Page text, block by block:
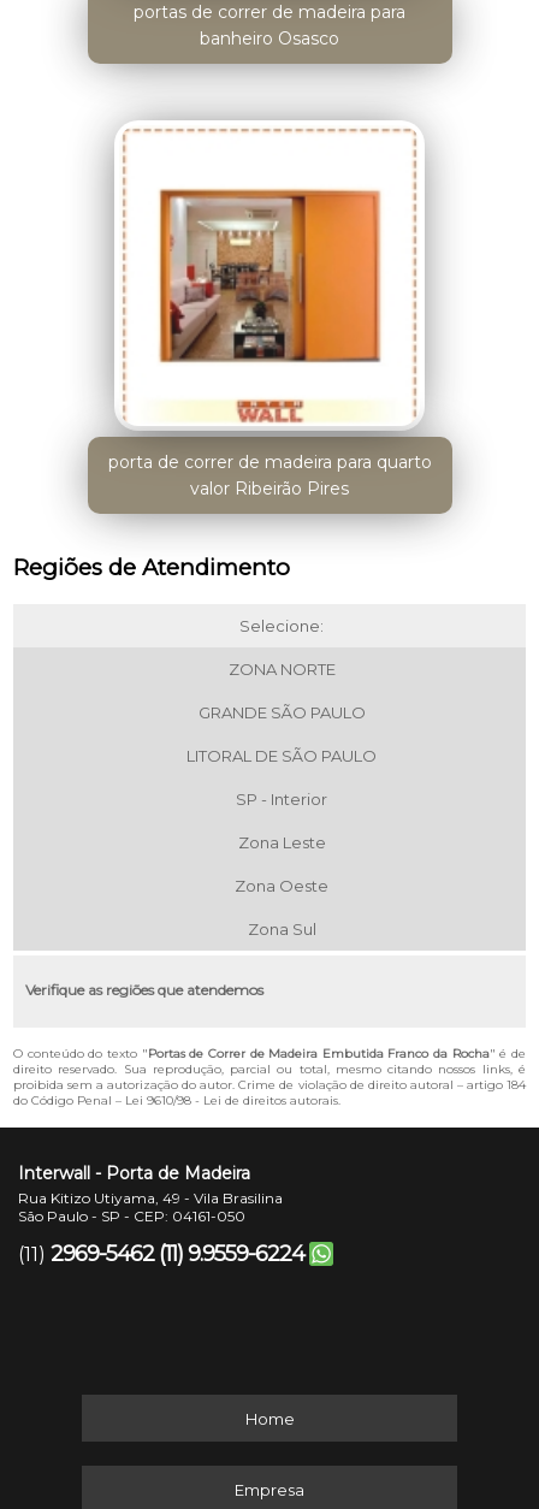
portas de correr de madeira para
banheiro Osasco
porta de correr de madeira para quarto
valor Ribeirão Pires
Regiões de Atendimento
Selecione:
ZONA NORTE
GRANDE SÃO PAULO
LITORAL DE SÃO PAULO
SP - Interior
Zona Leste
Zona Oeste
Zona Sul
Verifique as regiões que atendemos
O conteúdo do texto "Portas de Correr de Madeira Embutida Franco da Rocha" é de
direito reservado. Sua reprodução, parcial ou total, mesmo citando nossos links, é
proibida sem a autorização do autor. Crime de violação de direito autoral – artigo 184
do Código Penal – Lei 9610/98 - Lei de direitos autorais.
Interwall - Porta de Madeira
Rua Kitizo Utiyama, 49 - Vila Brasilina
São Paulo - SP - CEP: 04161-050
(11) 2969-5462 (11) 9.9559-6224
Home
Empresa